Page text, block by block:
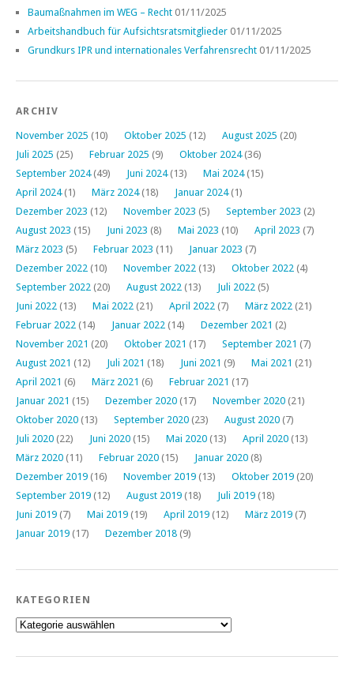
Baumaßnahmen im WEG – Recht 01/11/2025
Arbeitshandbuch für Aufsichtsratsmitglieder 01/11/2025
Grundkurs IPR und internationales Verfahrensrecht 01/11/2025
ARCHIV
November 2025 (10) Oktober 2025 (12) August 2025 (20)
Juli 2025 (25) Februar 2025 (9) Oktober 2024(36)
September 2024(49) Juni 2024(13) Mai 2024(15)
April 2024(1) März 2024(18) Januar 2024(1)
Dezember 2023 (12) November 2023 (5) September 2023 (2)
August 2023 (15) Juni 2023 (8) Mai 2023 (10) April 2023 (7)
März 2023 (5) Februar 2023 (11) Januar 2023 (7)
Dezember 2022 (10) November 2022 (13) Oktober 2022 (4)
September 2022 (20) August 2022 (13) Juli 2022 (5)
Juni 2022 (13) Mai 2022 (21) April 2022 (7) März 2022 (21)
Februar 2022 (14) Januar 2022 (14) Dezember 2021 (2)
November 2021 (20) Oktober 2021 (17) September 2021 (7)
August 2021 (12) Juli 2021 (18) Juni 2021 (9) Mai 2021 (21)
April 2021 (6) März 2021 (6) Februar 2021 (17)
Januar 2021 (15) Dezember 2020 (17) November 2020 (21)
Oktober 2020 (13) September 2020 (23) August 2020 (7)
Juli 2020 (22) Juni 2020 (15) Mai 2020 (13) April 2020 (13)
März 2020 (11) Februar 2020 (15) Januar 2020 (8)
Dezember 2019 (16) November 2019 (13) Oktober 2019 (20)
September 2019 (12) August 2019 (18) Juli 2019 (18)
Juni 2019 (7) Mai 2019 (19) April 2019 (12) März 2019 (7)
Januar 2019 (17) Dezember 2018 (9)
KATEGORIEN
Kategorien